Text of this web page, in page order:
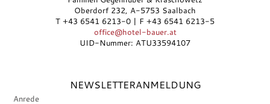
Oberdorf 232, A-5753 Saalbach
T +43 6541 6213-0 | F +43 6541 6213-5
office@hotel-bauer.at
UID-Nummer: ATU33594107
NEWSLETTERANMELDUNG
Anrede